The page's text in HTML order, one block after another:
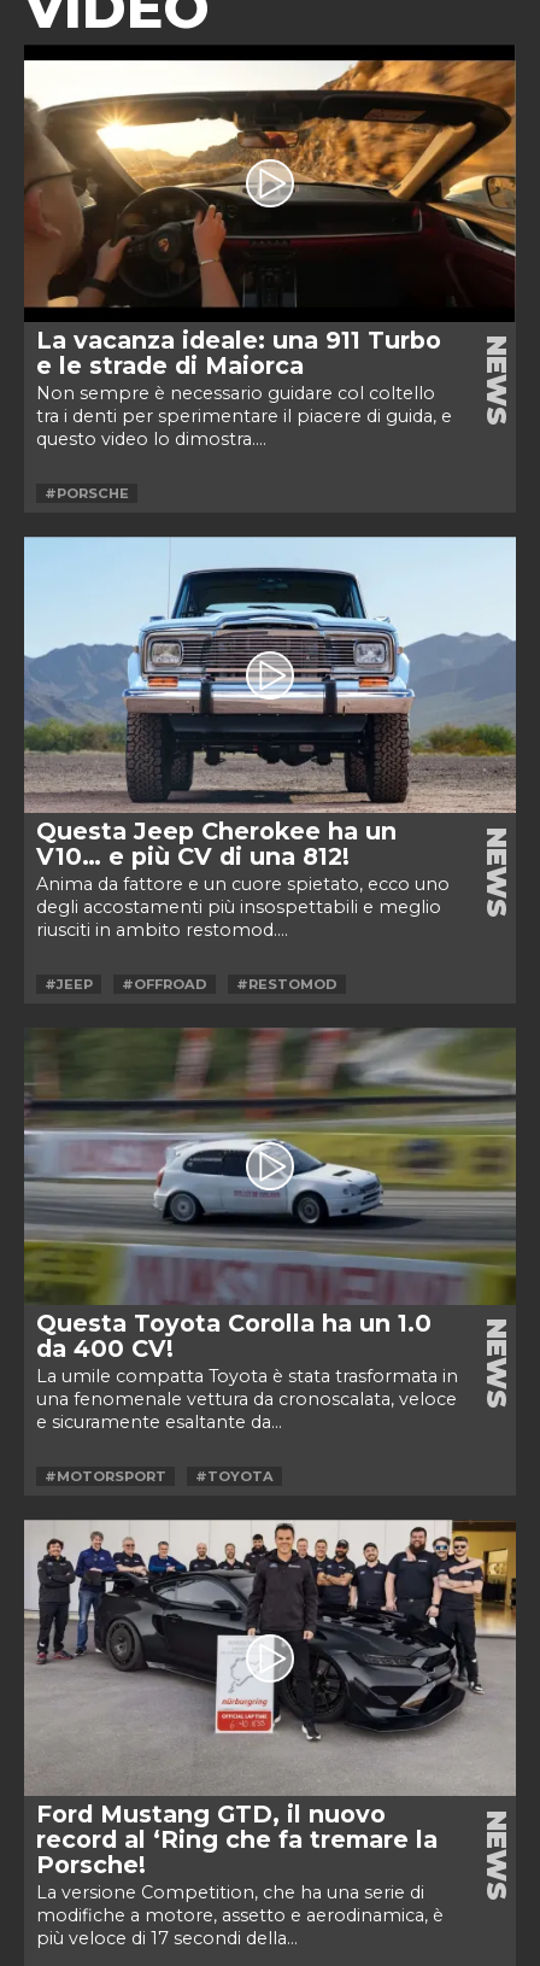
La vacanza ideale: una 911 Turbo
e le strade di Maiorca
Non sempre è necessario guidare col coltello
tra i denti per sperimentare il piacere di guida, e
questo video lo dimostra....
NEWS
#PORSCHE
Questa Jeep Cherokee ha un
V10… e più CV di una 812!
Anima da fattore e un cuore spietato, ecco uno
degli accostamenti più insospettabili e meglio
riusciti in ambito restomod....
NEWS
#JEEP #OFFROAD #RESTOMOD
Questa Toyota Corolla ha un 1.0
da 400 CV!
La umile compatta Toyota è stata trasformata in
una fenomenale vettura da cronoscalata, veloce
e sicuramente esaltante da...
NEWS
#MOTORSPORT #TOYOTA
Ford Mustang GTD, il nuovo
record al ‘Ring che fa tremare la
Porsche!
La versione Competition, che ha una serie di
modifiche a motore, assetto e aerodinamica, è
più veloce di 17 secondi della...
NEWS